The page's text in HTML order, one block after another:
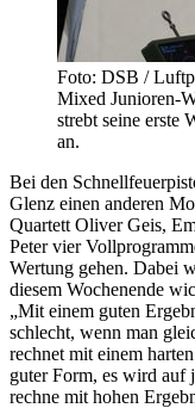
Foto: DSB /
Mixed Junioren-
strebt seine erste
an.
Bei den
Glenz einen anderen
Quartett Oliver Geis,
Peter vier
Wertung gehen. Dabei
diesem Wochenende
„Mit einem guten
schlecht, wenn man
rechnet mit einem
guter Form, es wird auf
rechne mit hohen